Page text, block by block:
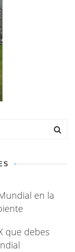
en la
que debes